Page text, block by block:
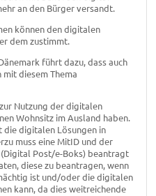
an den Bürger versandt.
können den digitalen
dem zustimmt.
führt dazu, dass auch
diesem Thema
Nutzung der digitalen
Wohnsitz im Ausland haben.
die digitalen Lösungen in
muss eine MitID und der
Post/e-Boks) beantragt
diese zu beantragen, wenn
ist und/oder die digitalen
kann, da dies weitreichende